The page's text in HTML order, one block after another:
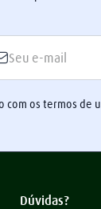
com os termos de
Dúvidas?